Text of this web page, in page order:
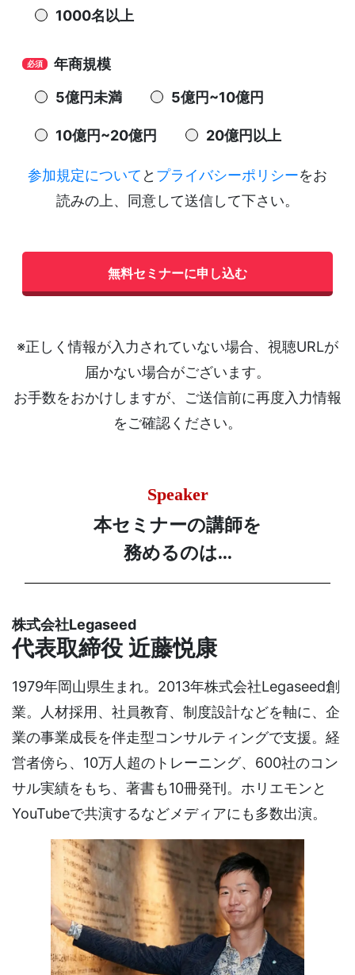
1000名以上
年商規模
5億円未満
5億円~10億円
10億円~20億円 20億円以上
参加規定について と プライバシーポリシーをお
読みの上、同意して送信して下さい。
※正しく情報が入力されていない場合、視聴URLが
届かない場合がございます。
お手数をおかけしますが、ご送信前に再度入力情報
をご確認ください。
Speaker
本セミナーの講師を
務めるのは...
株式会社Legaseed
代表取締役 近藤悦康
1979年岡山県生まれ。2013年株式会社Legaseed創
業。人材採用、社員教育、制度設計などを軸に、企
業の事業成長を伴走型コンサルティングで支援。経
営者傍ら、10万人超のトレーニング、600社のコン
サル実績をもち、著書も10冊発刊。ホリエモンと
YouTubeで共演するなどメディアにも多数出演。